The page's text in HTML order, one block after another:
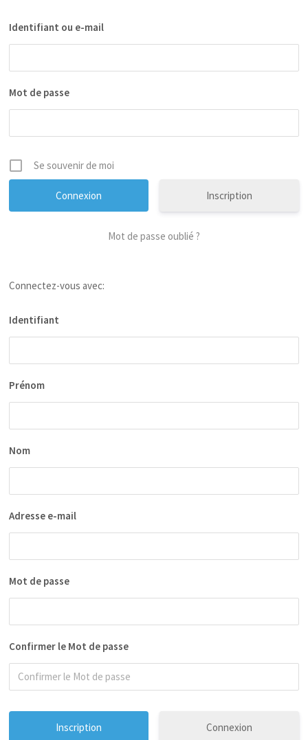
Identifiant ou e-mail
Mot de passe
Se souvenir de moi
Inscription
Mot de passe oublié ?
Connectez-vous avec:
Identifiant
Prénom
Nom
Adresse e-mail
Mot de passe
Confirmer le Mot de passe
Connexion